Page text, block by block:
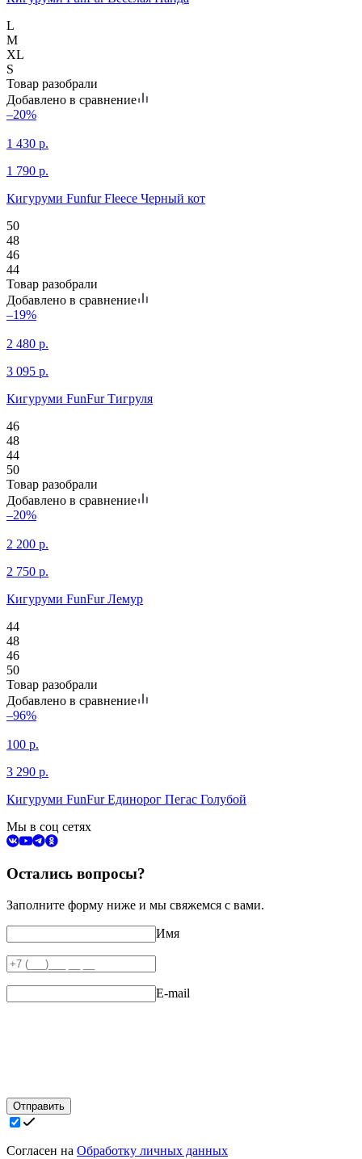
L
M
XL
S
Товар разобрали
Добавлено в сравнение
–20%
1 430 р.
1 790 р.
Кигуруми Funfur Fleece Черный кот
50
48
46
44
Товар разобрали
Добавлено в сравнение
–19%
2 480 р.
3 095 р.
Кигуруми FunFur Тигруля
46
48
44
50
Товар разобрали
Добавлено в сравнение
–20%
2 200 р.
2 750 р.
Кигуруми FunFur Лемур
44
48
46
50
Товар разобрали
Добавлено в сравнение
–96%
100 р.
3 290 р.
Кигуруми FunFur Единорог Пегас Голубой
Мы в соц сетях
Остались вопросы?
Заполните форму ниже и мы свяжемся с вами.
Имя
E-mail
Отправить
Согласен на Обработку личных данных